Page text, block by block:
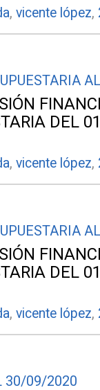
, vicente lópez,
DEL
, vicente lópez,
DEL
, vicente lópez,
30/09/2020